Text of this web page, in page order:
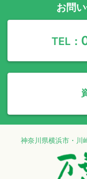
お問
TEL：
神奈川県横浜市・川